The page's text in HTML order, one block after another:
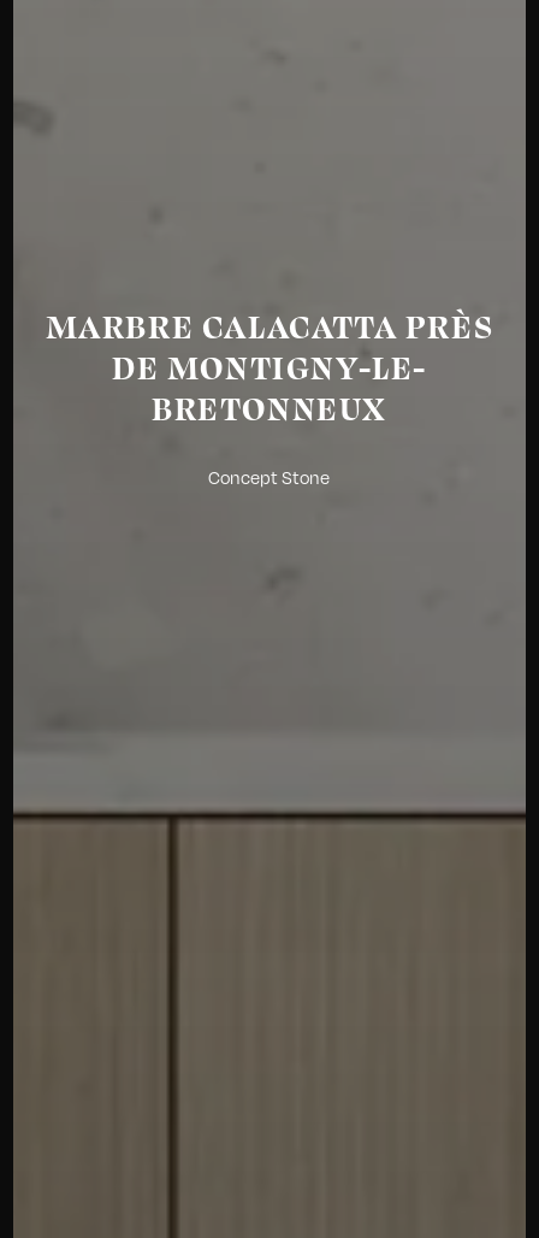
MARBRE CALACATTA PRÈS
DE MONTIGNY-LE-
BRETONNEUX
Concept Stone